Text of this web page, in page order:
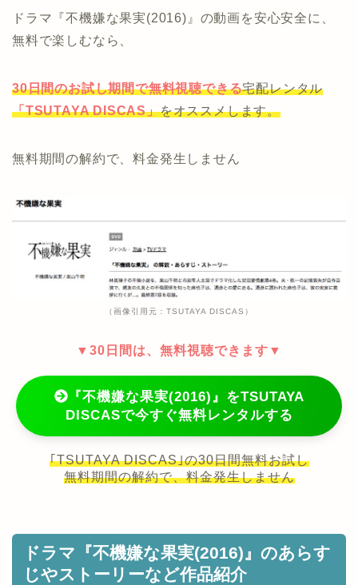
ドラマ『不機嫌な果実(2016)』の動画を安心安全に、
無料で楽しむなら、
30日間のお試し期間で無料視聴できる宅配レンタル
「TSUTAYA DISCAS」をオススメします。
無料期間の解約で、料金発生しません
（画像引用元：TSUTAYA DISCAS）
▼30日間は、無料視聴できます▼
『不機嫌な果実(2016)』をTSUTAYA
DISCASで今すぐ無料レンタルする
｢TSUTAYA DISCAS｣の30日間無料お試し
無料期間の解約で、料金発生しません
ドラマ『不機嫌な果実(2016)』のあらす
じやストーリーなど作品紹介